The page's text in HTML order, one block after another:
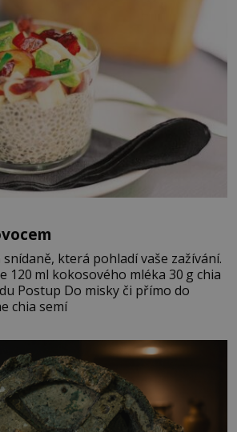
která pohladí vaše zažívání.
do
chia semí